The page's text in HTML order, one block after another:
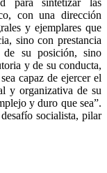
con una dirección
y ejemplares que
sino con prestancia
su posición, sino
y de su conducta,
capaz de ejercer el
y organizativa de su
y duro que sea”.
socialista, pilar